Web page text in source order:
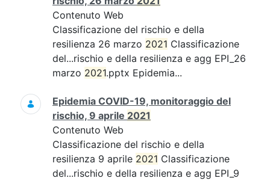
Contenuto Web
Classificazione del rischio e della
resilienza 26 marzo 2021 Classificazione
del...rischio e della resilienza e agg EPI_26
marzo 2021.pptx Epidemia...
Epidemia COVID-19, monitoraggio del
rischio, 9 aprile 2021
Contenuto Web
Classificazione del rischio e della
resilienza 9 aprile 2021 Classificazione
del...rischio e della resilienza e agg EPI_9